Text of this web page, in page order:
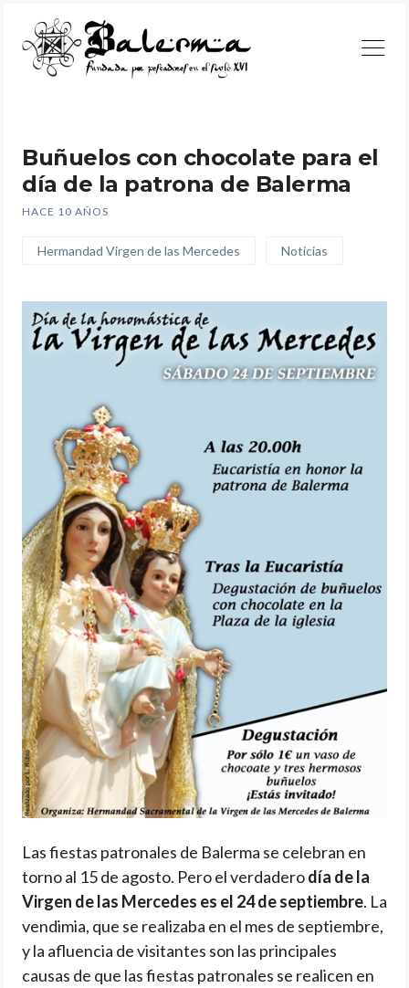
Continuar
Buñuelos con chocolate para el
día de la patrona de Balerma
HACE 10 AÑOS
Hermandad Virgen de las Mercedes Noticias
Las fiestas patronales de Balerma se celebran en
torno al 15 de agosto. Pero el verdaderodía de la
Virgen de las Mercedes es el 24 de septiembre. La
vendimia, que se realizaba en el mes de septiembre,
y la afluencia de visitantes son las principales
causas de que las fiestas patronales se realicen en